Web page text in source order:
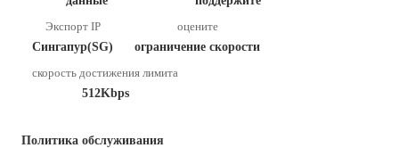
Экспорт IP
Сингапур(SG)
оцените
ограничение скорости
скорость достижения лимита
512Kbps
Политика обслуживания